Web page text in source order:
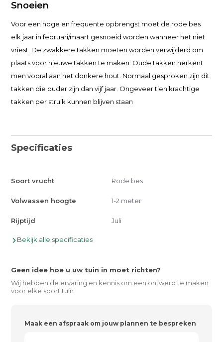
Snoeien
Voor een hoge en frequente opbrengst moet de rode bes
elk jaar in februari/maart gesnoeid worden wanneer het niet
vriest. De zwakkere takken moeten worden verwijderd om
plaats voor nieuwe takken te maken. Oude takken herkent
men vooral aan het donkere hout. Normaal gesproken zijn dit
takken die ouder zijn dan vijf jaar. Ongeveer tien krachtige
takken per struik kunnen blijven staan
Specificaties
Soort vrucht Rode bes
Volwassen hoogte 1-2 meter
Rijptijd Juli
Bekijk alle specificaties
Geen idee hoe u uw tuin in moet richten?
Wij hebben de ervaring en kennis om een ontwerp te maken
voor elke soort tuin.
Maak een afspraak om jouw plannen te bespreken